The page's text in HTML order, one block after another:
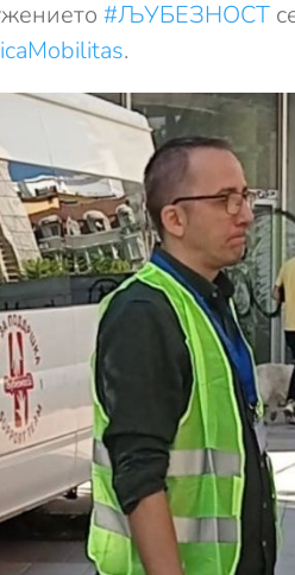
#ЉУБЕЗНОСТ
.